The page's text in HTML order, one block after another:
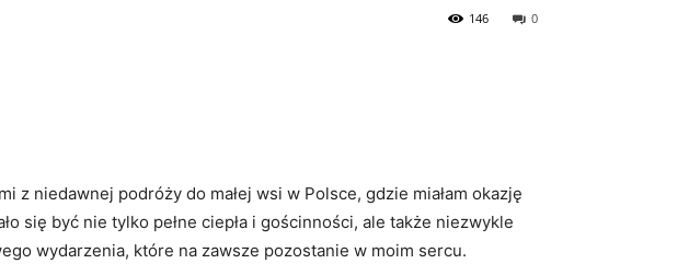
0
146
z ‍niedawnej⁢ podróży ​do małej wsi‍ w Polsce, gdzie miałam ‌okazję⁤
się być nie tylko pełne ciepła i⁣ gościnności,⁣ ale także niezwykle
wydarzenia, które na ⁤zawsze ‌pozostanie w ​moim ‍sercu.